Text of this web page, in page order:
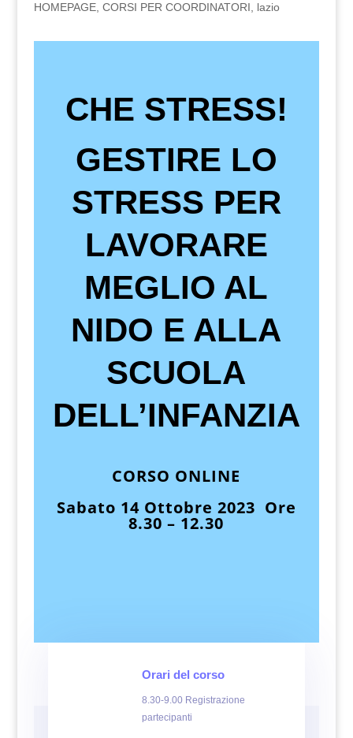
HOMEPAGE, CORSI PER COORDINATORI, lazio
CHE STRESS!
GESTIRE LO
STRESS PER
LAVORARE
MEGLIO AL
NIDO E ALLA
SCUOLA
DELL’INFANZIA
CORSO ONLINE
Sabato 14 Ottobre 2023 Ore
8.30 – 12.30
Orari del corso
8.30-9.00 Registrazione
partecipanti